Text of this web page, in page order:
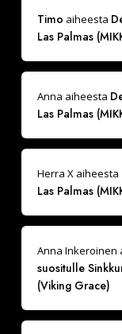
Timo aiheesta
Las Palmas
Anna aiheesta
Las Palmas
Herra Xaiheesta
Las Palmas
Anna Inkeroinen
suositulle
(Viking Grace)